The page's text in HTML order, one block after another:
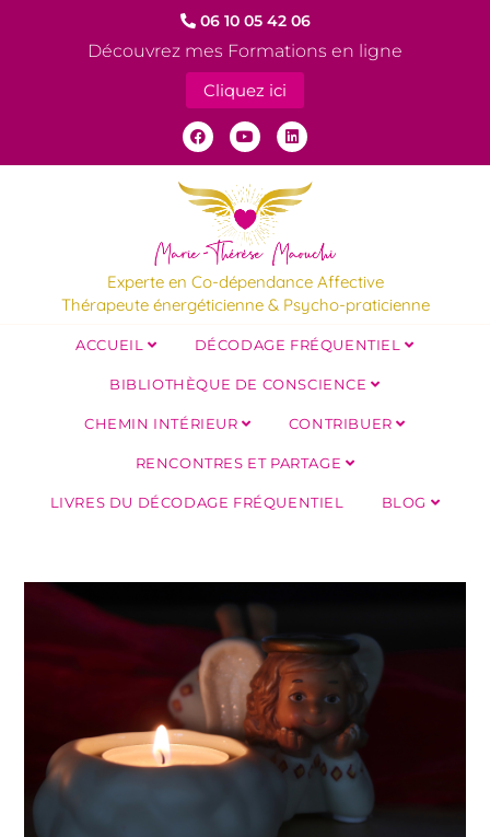
06 10 05 42 06
Découvrez mes Formations en ligne
Cliquez ici
Experte en Co-dépendance Affective
Thérapeute énergéticienne & Psycho-praticienne
ACCUEIL DÉCODAGE FRÉQUENTIEL
BIBLIOTHÈQUE DE CONSCIENCE
CHEMIN INTÉRIEUR CONTRIBUER
RENCONTRES ET PARTAGE
LIVRES DU DÉCODAGE FRÉQUENTIEL BLOG